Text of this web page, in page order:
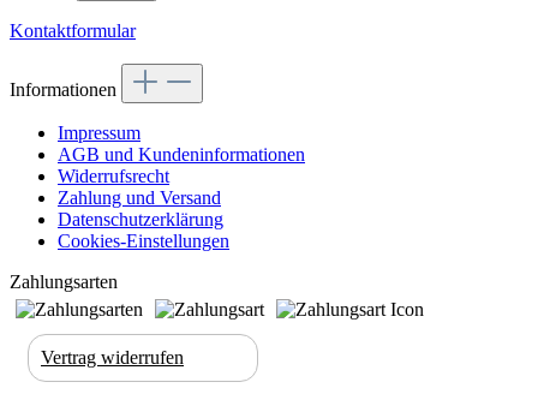
Kontaktformular
Informationen
Impressum
AGB und Kundeninformationen
Widerrufsrecht
Zahlung und Versand
Datenschutzerklärung
Cookies-Einstellungen
Zahlungsarten
Vertrag widerrufen